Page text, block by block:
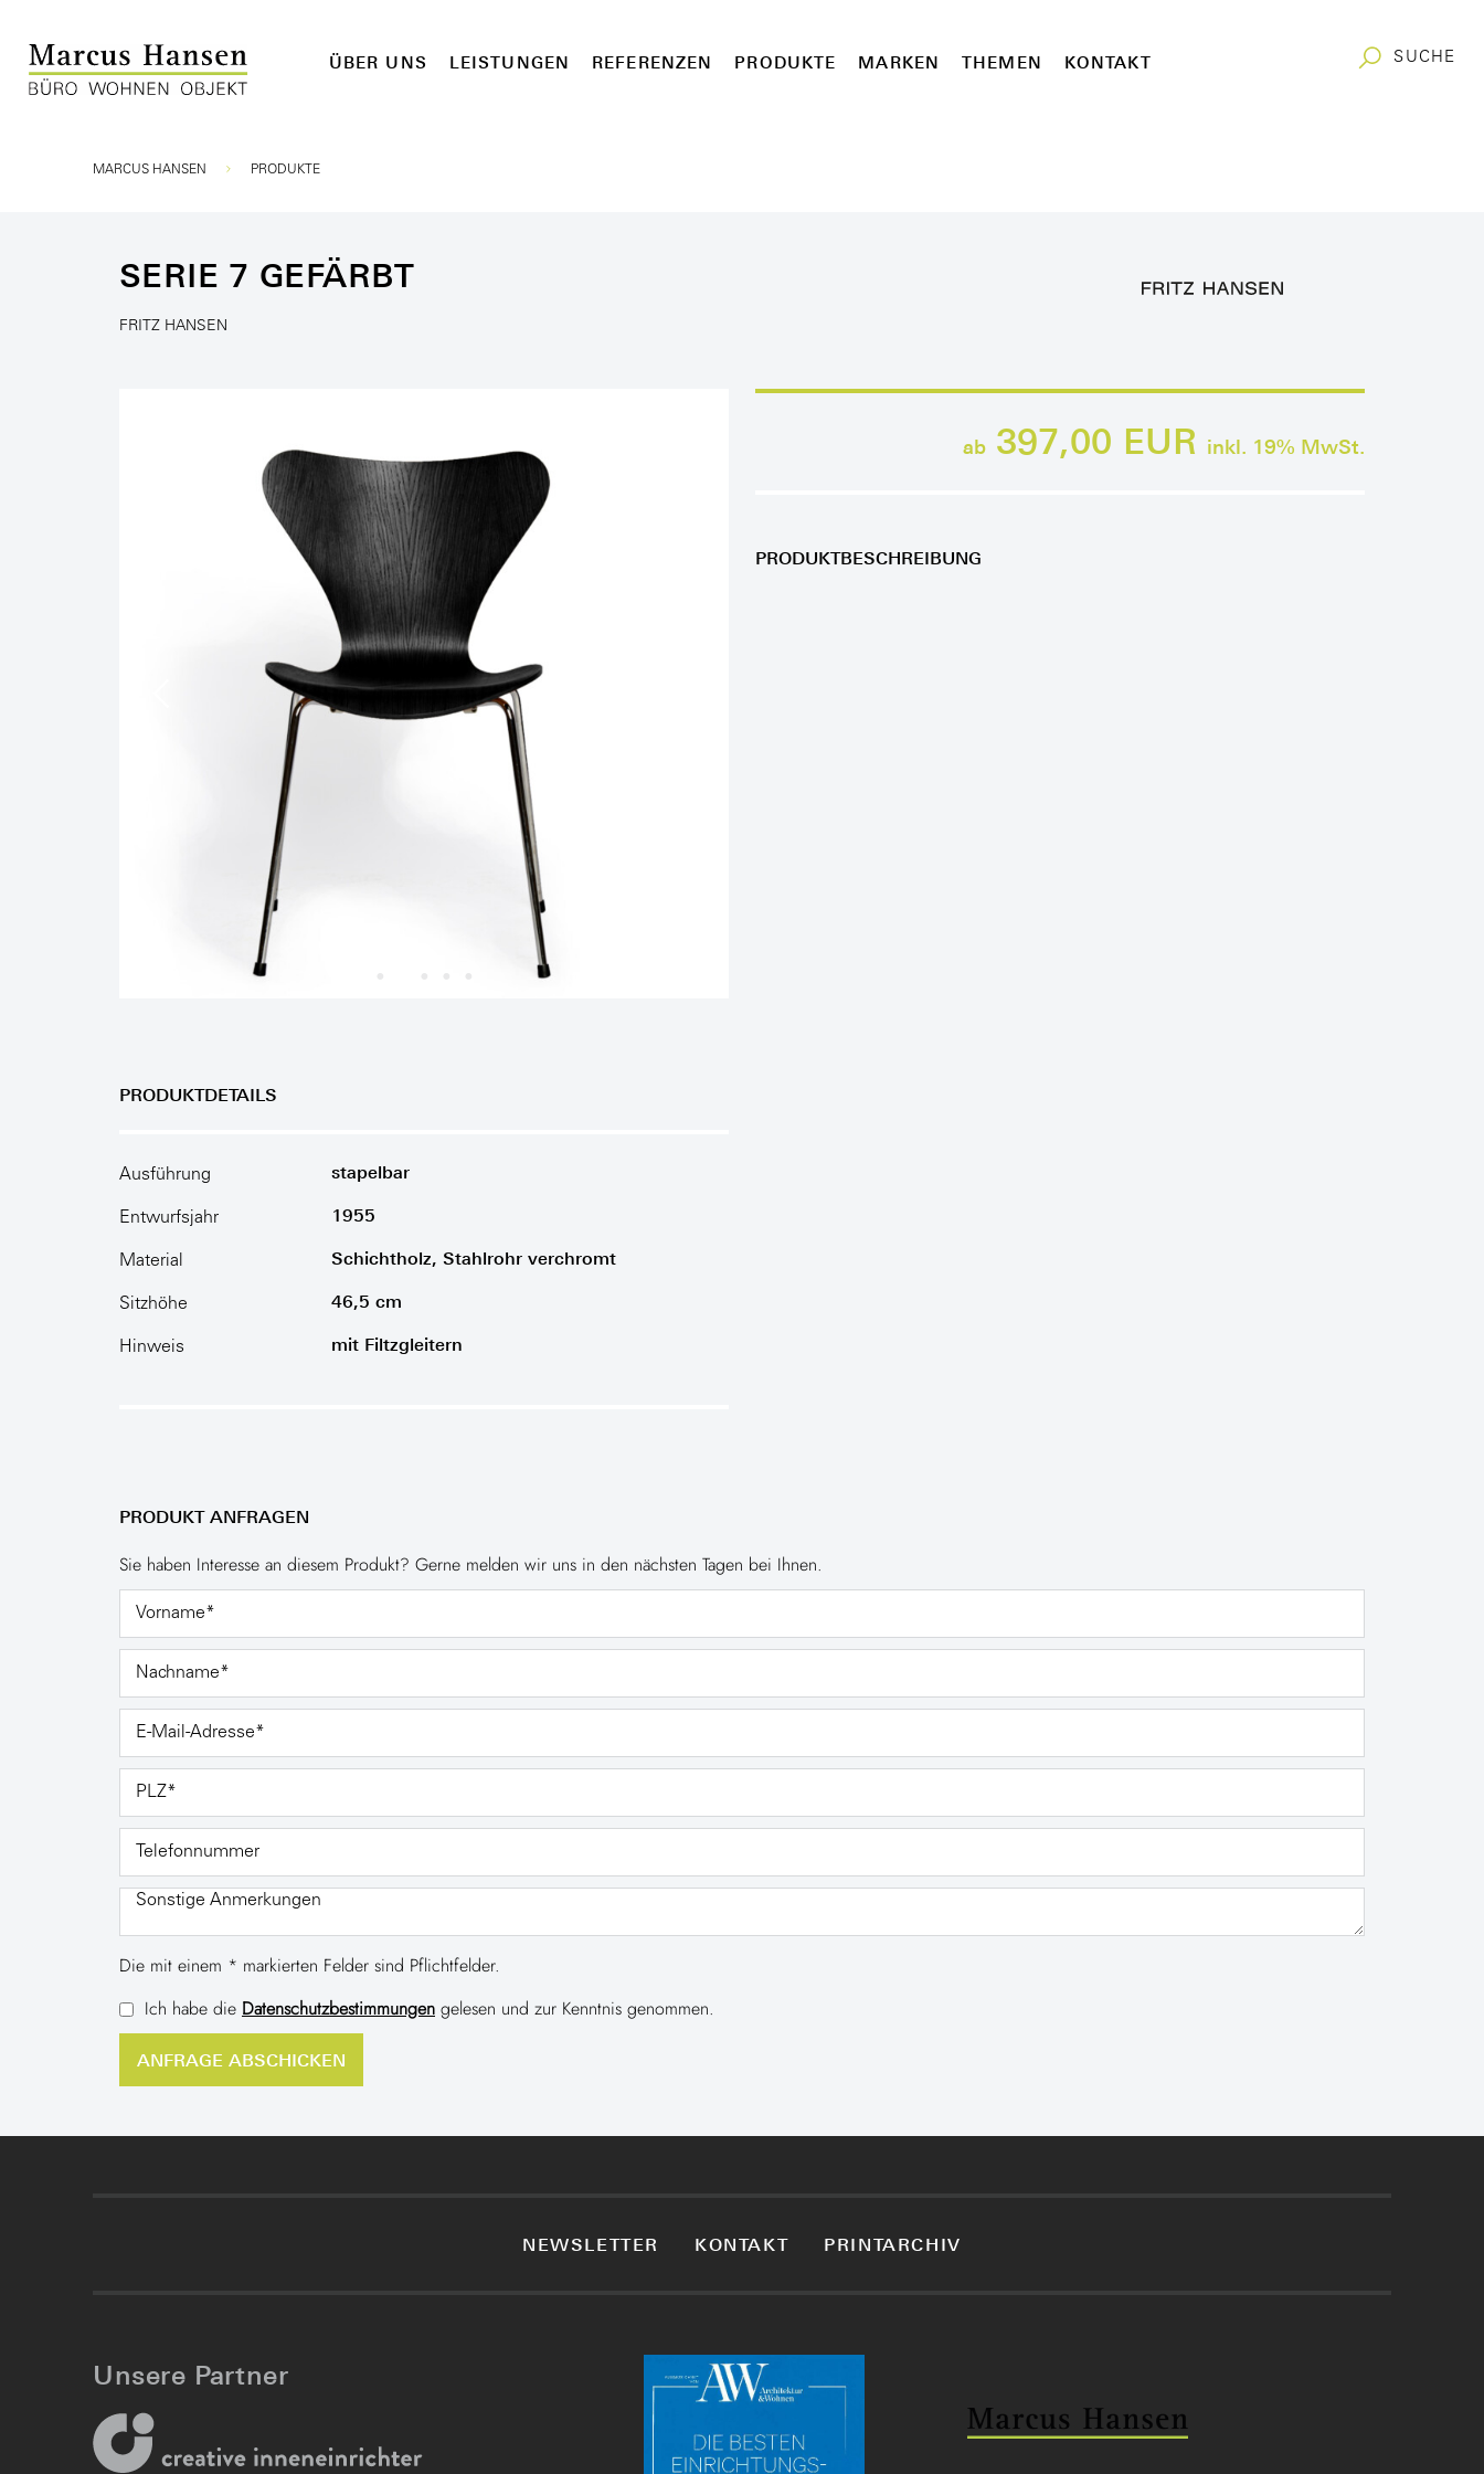
ÜBER UNS LEISTUNGEN REFERENZEN PRODUKTE MARKEN THEMEN KONTAKT SUCHE
Sie sind hier:
MARCUS HANSEN PRODUKTE
SERIE 7 GEFÄRBT
FRITZ HANSEN
PRODUKTDETAILS
Ausführung stapelbar
Entwurfsjahr 1955
Material Schichtholz, Stahlrohr verchromt
Sitzhöhe 46,5 cm
Hinweis mit Filtzgleitern
ab 397,00 EUR inkl. 19% MwSt.
PRODUKTBESCHREIBUNG
PRODUKT ANFRAGEN
Sie haben Interesse an diesem Produkt? Gerne melden wir uns in den nächsten Tagen bei Ihnen.
Die mit einem * markierten Felder sind Pflichtfelder.
Ich habe die Datenschutzbestimmungen gelesen und zur Kenntnis genommen.
NEWSLETTER KONTAKT PRINTARCHIV
Unsere Partner